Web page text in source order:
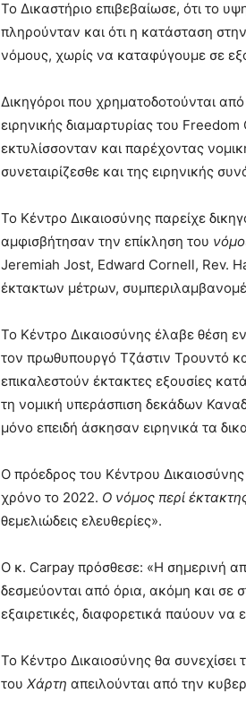
Το Δικαστήριο επιβεβαίωσε, ότι το
πληρούνταν και ότι η κατάσταση
νόμους, χωρίς να καταφύγουμε σε
Δικηγόροι που χρηματοδοτούνται
ειρηνικής διαμαρτυρίας του
εκτυλίσσονταν και παρέχοντας
συνεταιρίζεσθε και της ειρηνικής
Το Κέντρο Δικαιοσύνης παρείχε
αμφισβήτησαν την επίκληση του
Jeremiah Jost, Edward Cornell, Rev.
έκτακτων μέτρων,
Το Κέντρο Δικαιοσύνης έλαβε θέση
τον πρωθυπουργό Τζάστιν Τρουντό
επικαλεστούν έκτακτες εξουσίες
τη νομική υπεράσπιση δεκάδων
μόνο επειδή άσκησαν ειρηνικά τα
Ο πρόεδρος του Κέντρου
χρόνο το 2022. Ο νόμος περί
θεμελιώδεις ελευθερίες».
Ο κ. Carpay πρόσθεσε: «Η σημερινή
δεσμεύονται από όρια, ακόμη και σε
εξαιρετικές, διαφορετικά παύουν να
Το Κέντρο Δικαιοσύνης θα
του Χάρτη απειλούνται από την